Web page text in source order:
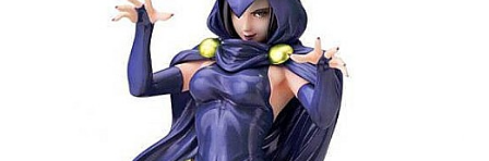
Smart Games
Puzzle-uri logice
Jocuri cu miniaturi
Final Girl - solo game